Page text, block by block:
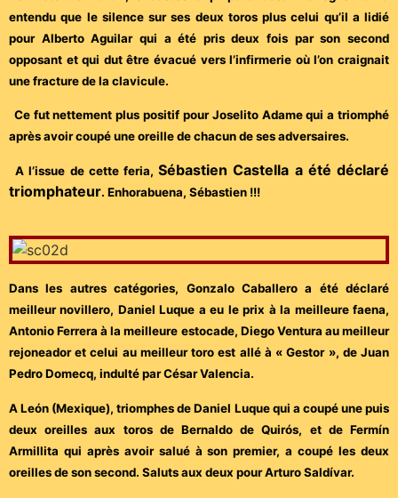
entendu que le silence sur ses deux toros plus celui qu’il a lidié
pour Alberto Aguilar qui a été pris deux fois par son second
opposant et qui dut être évacué vers l’infirmerie où l’on craignait
une fracture de la clavicule.
Ce fut nettement plus positif pour Joselito Adame qui a triomphé
après avoir coupé une oreille de chacun de ses adversaires.
A l’issue de cette feria,Sébastien Castella a été déclaré
triomphateur. Enhorabuena, Sébastien !!!
Dans les autres catégories, Gonzalo Caballero a été déclaré
meilleur novillero, Daniel Luque a eu le prix à la meilleure faena,
Antonio Ferrera à la meilleure estocade, Diego Ventura au meilleur
rejoneador et celui au meilleur toro est allé à « Gestor », de Juan
Pedro Domecq, indulté par César Valencia.
A León (Mexique), triomphes de Daniel Luque qui a coupé une puis
deux oreilles aux toros de Bernaldo de Quirós, et de Fermín
Armillita qui après avoir salué à son premier, a coupé les deux
oreilles de son second. Saluts aux deux pour Arturo Saldívar.